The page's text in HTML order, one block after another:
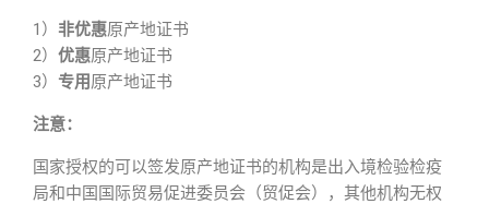
1） 非优惠原产地证书
2） 优惠原产地证书
3） 专用原产地证书
注意：
国家授权的可以签发原产地证书的机构是出入境检验检疫
局和中国国际贸易促进委员会（贸促会），其他机构无权